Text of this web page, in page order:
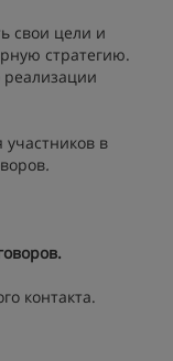
цели и
стратегию.
участников в
.
контакта.